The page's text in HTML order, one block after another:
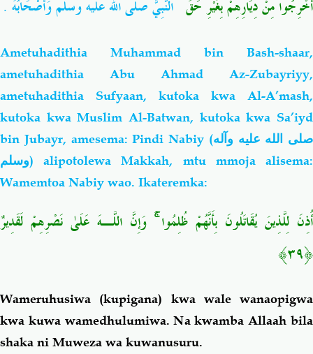
أُخْرِجُوا مِنْ دِيَارِهِمْ بِغَيْرِ حَقٍّ ‏ ‏ النَّبِيُّ صلى الله عليه وسلم وَأَصْحَابُهُ ‏.‏
Ametuhadithia Muhammad bin Bash-shaar,
ametuhadithia Abu Ahmad Az-Zubayriyy,
ametuhadithia Sufyaan, kutoka kwa Al-A’mash,
kutoka kwa Muslim Al-Batwan, kutoka kwa Sa’iyd
bin Jubayr, amesema: Pindi Nabiy (صلى الله عليه وآله
وسلم) alipotolewa Makkah, mtu mmoja alisema:
Wamemtoa Nabiy wao. Ikateremka:
أُذِنَ لِلَّذِينَ يُقَاتَلُونَ بِأَنَّهُمْ ظُلِمُوا ۚ وَإِنَّ اللَّـهَ عَلَىٰ نَصْرِهِمْ لَقَدِيرٌ
﴿٣٩﴾
Wameruhusiwa (kupigana) kwa wale wanaopigwa
kwa kuwa wamedhulumiwa. Na kwamba Allaah bila
shaka ni Muweza wa kuwanusuru.